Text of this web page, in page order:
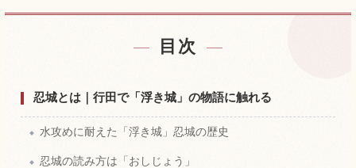
忍城 御三階櫓付近の宿を探す
忍城 御三階櫓の体験を探す↗
目次
忍城とは｜行田で「浮き城」の物語に触れる
水攻めに耐えた「浮き城」忍城の歴史
忍城の読み方は「おしじょう」